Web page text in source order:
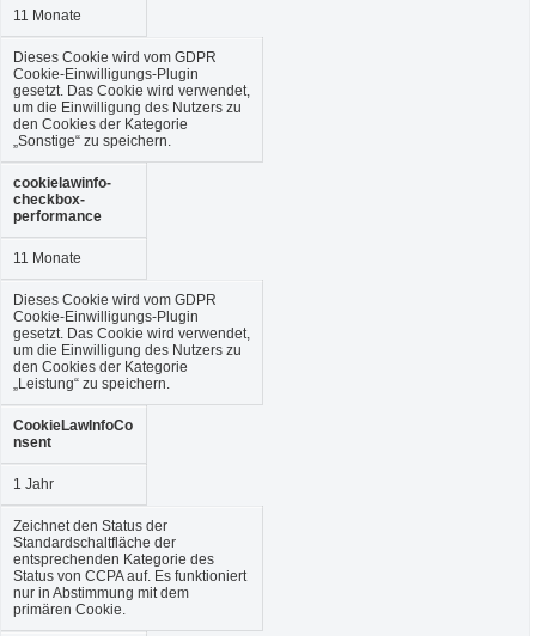
11 Monate
Dieses Cookie wird vom GDPR
Cookie-Einwilligungs-Plugin
gesetzt. Das Cookie wird verwendet,
um die Einwilligung des Nutzers zu
den Cookies der Kategorie
„Sonstige“ zu speichern.
cookielawinfo-
checkbox-
performance
11 Monate
Dieses Cookie wird vom GDPR
Cookie-Einwilligungs-Plugin
gesetzt. Das Cookie wird verwendet,
um die Einwilligung des Nutzers zu
den Cookies der Kategorie
„Leistung“ zu speichern.
CookieLawInfoCo
nsent
1 Jahr
Zeichnet den Status der
Standardschaltfläche der
entsprechenden Kategorie des
Status von CCPA auf. Es funktioniert
nur in Abstimmung mit dem
primären Cookie.